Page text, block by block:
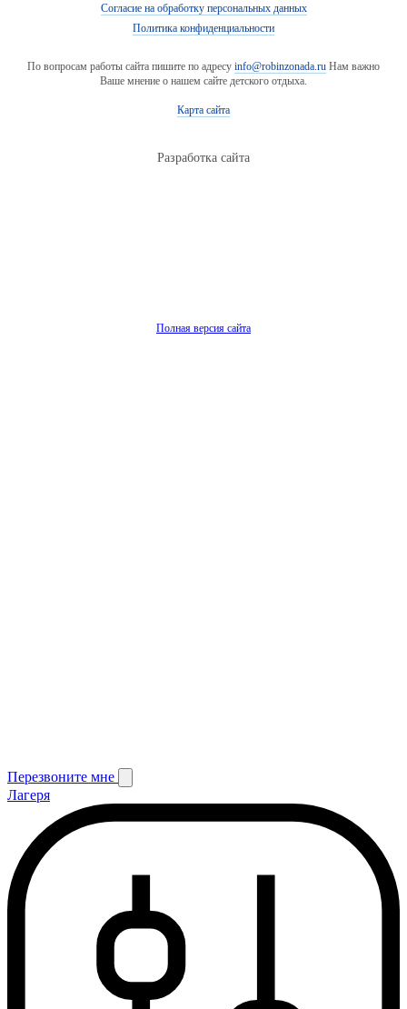
Согласие на обработку персональных данных
Политика конфиденциальности
По вопросам работы сайта пишите по адресу info@robinzonada.ru Нам важно
Ваше мнение о нашем сайте детского отдыха.
Карта сайта
Разработка сайта
Полная версия сайта
Перезвоните мне
Лагеря